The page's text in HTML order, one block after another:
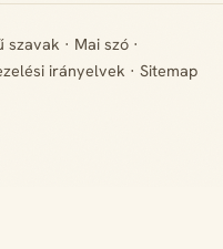
szavak · Mai szó ·
irányelvek · Sitemap